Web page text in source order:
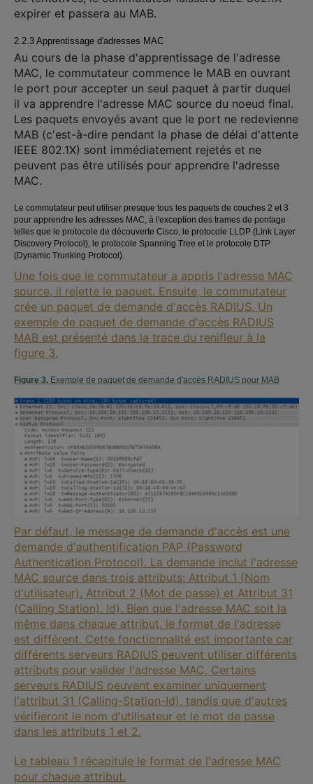
expirer et passera au MAB.
2.2.3 Apprentissage d'adresses MAC
Au cours de la phase d'apprentissage de l'adresse
MAC, le commutateur commence le MAB en ouvrant
le port pour accepter un seul paquet à partir duquel
il va apprendre l'adresse MAC source du noeud final.
Les paquets envoyés avant que le port ne redevienne
MAB (c'est-à-dire pendant la phase de délai d'attente
IEEE 802.1X) sont immédiatement rejetés et ne
peuvent pas être utilisés pour apprendre l'adresse
MAC.
Le commutateur peut utiliser presque tous les paquets de couches 2 et 3
pour apprendre les adresses MAC, à l'exception des trames de pontage
telles que le protocole de découverte Cisco, le protocole LLDP (Link Layer
Discovery Protocol), le protocole Spanning Tree et le protocole DTP
(Dynamic Trunking Protocol).
Une fois que le commutateur a appris l'adresse MAC
source, il rejette le paquet. Ensuite, le commutateur
crée un paquet de demande d'accès RADIUS. Un
exemple de paquet de demande d'accès RADIUS
MAB est présenté dans la trace du renifleur à la
figure 3.
Figure 3. Exemple de paquet de demande d'accès RADIUS pour MAB
Par défaut, le message de demande d'accès est une
demande d'authentification PAP (Password
Authentication Protocol). La demande inclut l'adresse
MAC source dans trois attributs: Attribut 1 (Nom
d'utilisateur), Attribut 2 (Mot de passe) et Attribut 31
(Calling Station). Id). Bien que l'adresse MAC soit la
même dans chaque attribut, le format de l'adresse
est différent. Cette fonctionnalité est importante car
différents serveurs RADIUS peuvent utiliser différents
attributs pour valider l'adresse MAC. Certains
serveurs RADIUS peuvent examiner uniquement
l'attribut 31 (Calling-Station-Id), tandis que d'autres
vérifieront le nom d'utilisateur et le mot de passe
dans les attributs 1 et 2.
Le tableau 1 récapitule le format de l'adresse MAC
pour chaque attribut.